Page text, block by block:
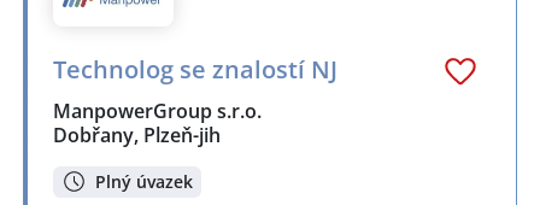
Technolog se znalostí NJ
ManpowerGroup s.r.o.
Dobřany, Plzeň-jih
Plný úvazek